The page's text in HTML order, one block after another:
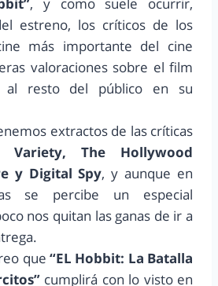
estreno, los críticos de los
más importante del cine
valoraciones sobre el film
al resto del público en su
extractos de las críticas
Variety, The Hollywood
y Digital Spy, y aunque en
se percibe un especial
nos quitan las ganas de ir a
que “EL Hobbit: La Batalla
cumplirá con lo visto en